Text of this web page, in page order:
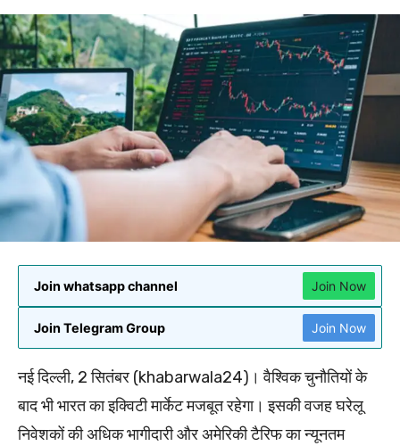
Join whatsapp channel Join Now
Join Telegram Group Join Now
नई दिल्ली, 2 सितंबर (khabarwala24)। वैश्विक चुनौतियों के
बाद भी भारत का इक्विटी मार्केट मजबूत रहेगा। इसकी वजह घरेलू
निवेशकों की अधिक भागीदारी और अमेरिकी टैरिफ का न्यूनतम